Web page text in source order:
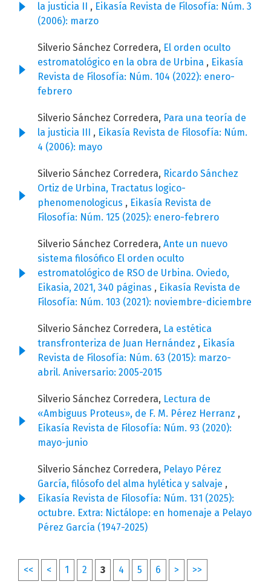
la justicia II , Eikasía Revista de Filosofía: Núm. 3
(2006): marzo
Silverio Sánchez Corredera, El orden oculto
estromatológico en la obra de Urbina , Eikasía
Revista de Filosofía: Núm. 104 (2022): enero-
febrero
Silverio Sánchez Corredera, Para una teoría de
la justicia III , Eikasía Revista de Filosofía: Núm.
4 (2006): mayo
Silverio Sánchez Corredera, Ricardo Sánchez
Ortiz de Urbina, Tractatus logico-
phenomenologicus , Eikasía Revista de
Filosofía: Núm. 125 (2025): enero-febrero
Silverio Sánchez Corredera, Ante un nuevo
sistema filosófico El orden oculto
estromatológico de RSO de Urbina. Oviedo,
Eikasia, 2021, 340 páginas , Eikasía Revista de
Filosofía: Núm. 103 (2021): noviembre-diciembre
Silverio Sánchez Corredera, La estética
transfronteriza de Juan Hernández , Eikasía
Revista de Filosofía: Núm. 63 (2015): marzo-
abril. Aniversario: 2005-2015
Silverio Sánchez Corredera, Lectura de
«Ambiguus Proteus», de F. M. Pérez Herranz ,
Eikasía Revista de Filosofía: Núm. 93 (2020):
mayo-junio
Silverio Sánchez Corredera, Pelayo Pérez
García, filósofo del alma hylética y salvaje ,
Eikasía Revista de Filosofía: Núm. 131 (2025):
octubre. Extra: Nictálope: en homenaje a Pelayo
Pérez García (1947-2025)
<< < 1 2 3 4 5 6 > >>